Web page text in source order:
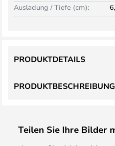
Ausladung / Tiefe (cm):
PRODUKTBESCHREIBUNG
PRODUKTDETAILS
Teilen Sie Ihre Bilder